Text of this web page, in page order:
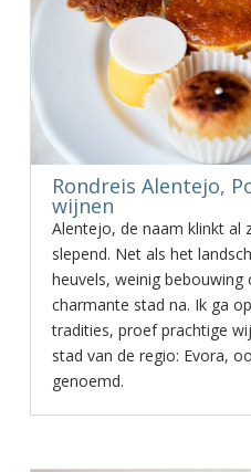
Rondreis Alentejo,
wijnen
Alentejo, de naam klinkt al
slepend. Net als het
heuvels, weinig
charmante stad na. Ik ga
tradities, proef prachtige
stad van de regio: Evora,
genoemd.